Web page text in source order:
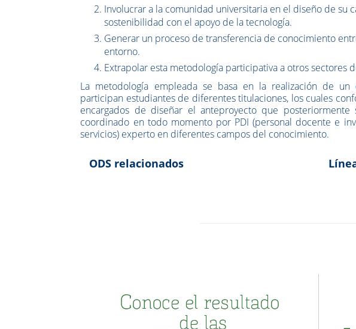
Involucrar a la comunidad universitaria en el diseño de su
sostenibilidad con el apoyo de la tecnología.
Generar un proceso de transferencia de conocimiento
entorno.
Extrapolar esta metodología participativa a otros sectores
La metodología empleada se basa en la realización de un
participan estudiantes de diferentes titulaciones, los cuales
encargados de diseñar el anteproyecto que
coordinado en todo momento por PDI (personal docente e
servicios) experto en diferentes campos del conocimiento.
ODS relacionados